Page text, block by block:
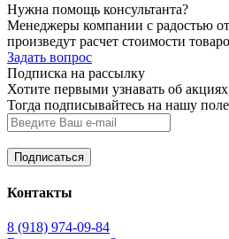
Нужна помощь консультанта?
Менеджеры компании с радостью
произведут расчет стоимости
Задать вопрос
Подписка на рассылку
Хотите первыми узнавать об
Тогда подписывайтесь на нашу
Контакты
8 (918) 974-09-84